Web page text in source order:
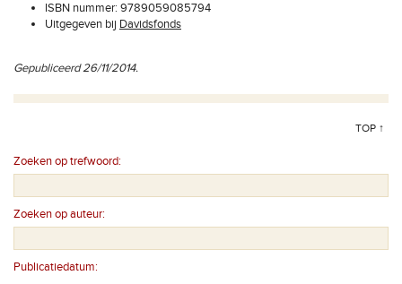
ISBN nummer: 9789059085794
Uitgegeven bij Davidsfonds
Gepubliceerd 26/11/2014.
TOP ↑
Zoeken op trefwoord:
Zoeken op auteur:
Publicatiedatum: